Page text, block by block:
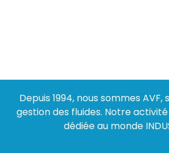
Depuis 1994, nous sommes
gestion des fluides. Notre
dédiée au monde